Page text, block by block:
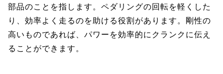
部品のことを指します。ペダリングの回転を軽くした
り、効率よく走るのを助ける役割があります。剛性の
高いものであれば、パワーを効率的にクランクに伝え
ることができます。